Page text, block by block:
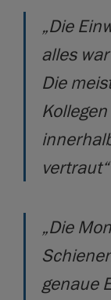
„Die
alles
Die
vertraut“
„Die
genaue